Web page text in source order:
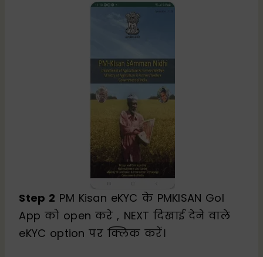
Step 2 PM Kisan eKYC के PMKISAN GoI
App को open करे , NEXT दिखाई देने वाले
eKYC option पर क्लिक करें।